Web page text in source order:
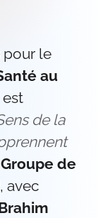
pour le
au
de la
Groupe de
, avec